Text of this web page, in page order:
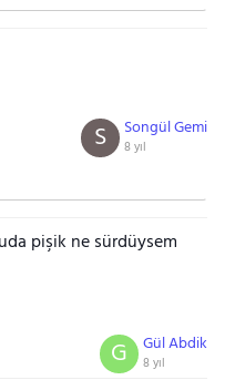
Songül Gemi
8 yıl
S
pişik ne sürdüysem
Gül Abdik
8 yıl
G